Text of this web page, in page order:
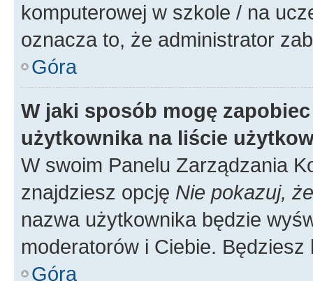
komputerowej w szkole / na
oznacza to, że administrator
Góra
W jaki sposób mogę
użytkownika na liście
W swoim Panelu Zarządzania
znajdziesz opcję Nie pokazuj,
nazwa użytkownika będzie
moderatorów i Ciebie.
Góra